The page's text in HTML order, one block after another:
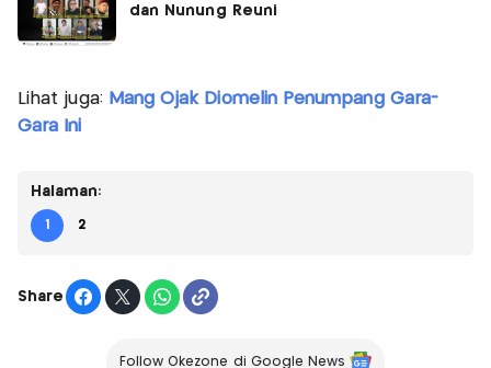
dan Nunung Reuni
Lihat juga: Mang Ojak Diomelin Penumpang Gara-
Gara Ini
Halaman:
1 2
Share
Follow Okezone di Google News